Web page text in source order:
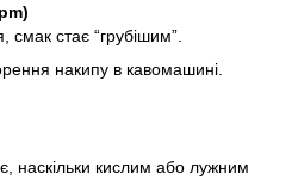
смак стає “грубішим”.
накипу в кавомашині.
наскільки кислим або лужним